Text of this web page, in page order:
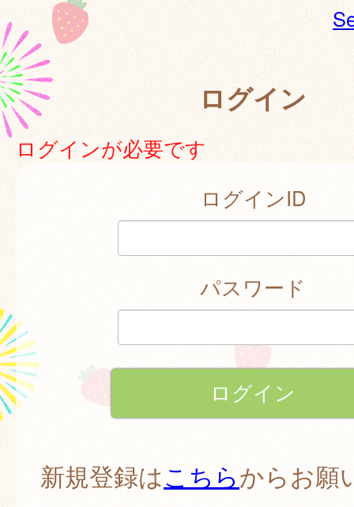
ログイン
ログインが必要です
ログインID
パスワード
新規登録はこちらからお願